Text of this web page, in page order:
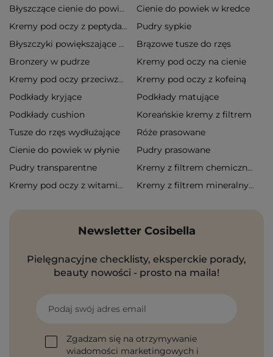
Błyszczące cienie do powiek Cienie do powiek w kredce
Kremy pod oczy z peptydami Pudry sypkie
Błyszczyki powiększające usta
Brązowe tusze do rzęs
Bronzery w pudrze
Kremy pod oczy na cienie
Kremy pod oczy przeciwzmarszczkowe
Kremy pod oczy z kofeiną
Podkłady kryjące
Podkłady matujące
Podkłady cushion
Koreańskie kremy z filtrem
Tusze do rzęs wydłużające
Róże prasowane
Cienie do powiek w płynie
Pudry prasowane
Pudry transparentne
Kremy z filtrem chemicznym
Kremy pod oczy z witaminą c
Kremy z filtrem mineralnym
Newsletter Cosibella
Pielęgnacyjne checklisty, eksperckie porady,
beauty nowości - prosto na maila!
Podaj swój adres email
Zgadzam się na otrzymywanie
wiadomości marketingowych i